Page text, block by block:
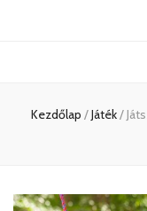
Kezdőlap /Játék/